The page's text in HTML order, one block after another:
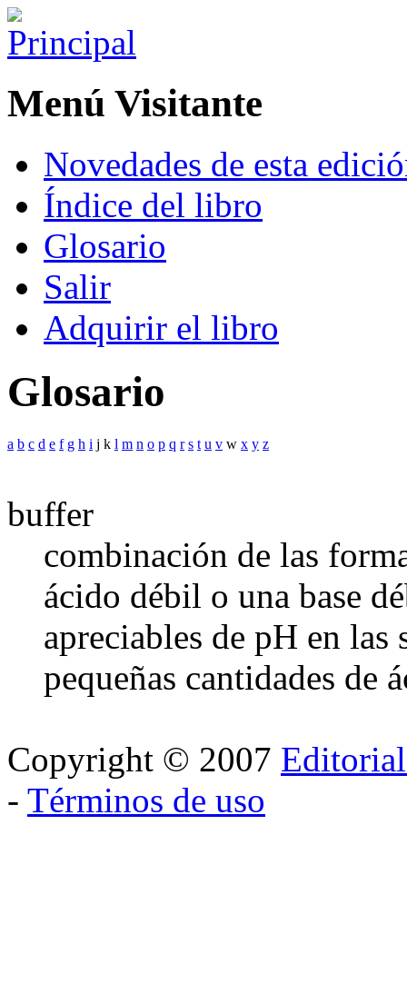
Menú Visitante
Novedades de esta
Índice del libro
Glosario
Salir
Adquirir el libro
Glosario
a b c d e f g h i j k l m n o p q r s t u v w x y z
buffer
combinación de las
ácido débil o una base
apreciables de pH en las
pequeñas cantidades de
Copyright © 2007
- Términos de uso